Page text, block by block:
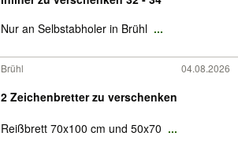
Nur an Selbstabholer in Brühl ...
Brühl 04.08.2026
2 Zeichenbretter zu verschenken
Reißbrett 70x100 cm und 50x70 ...